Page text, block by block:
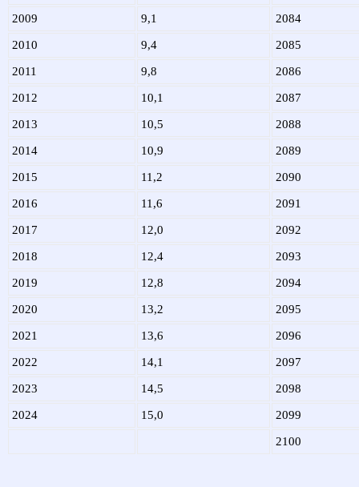
2009 9,1 2084
2010 9,4 2085
2011 9,8 2086
2012 10,1 2087
2013 10,5 2088
2014 10,9 2089
2015 11,2 2090
2016 11,6 2091
2017 12,0 2092
2018 12,4 2093
2019 12,8 2094
2020 13,2 2095
2021 13,6 2096
2022 14,1 2097
2023 14,5 2098
2024 15,0 2099
2100